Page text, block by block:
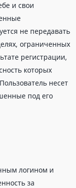
и свои
не передавать
ограниченных
регистрации,
которых
несет
под его
логином и
за